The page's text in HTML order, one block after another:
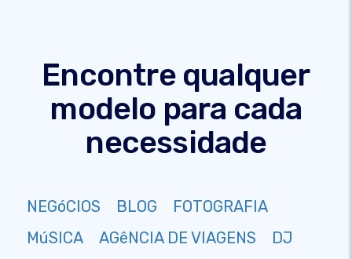
Encontre qualquer
modelo para cada
necessidade
NEGóCIOS BLOG
FOTOGRAFIA
MúSICA
AGêNCIA DE VIAGENS
DJ